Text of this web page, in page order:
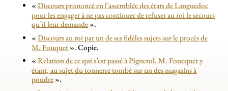
« Discours prononcé en l’assemblée des états de Languedoc
pour les engager à ne pas continuer de refuser au roi le secours
qu’il leur demande ».
« Discours au roi par un de ses fidèles sujets sur le procès de
M. Fouquet ». Copie.
« Relation de ce qui s’est passé à Pignerol, M. Foucquet y
étant, au sujet du tonnerre tombé sur un des magasins à
poudre ».